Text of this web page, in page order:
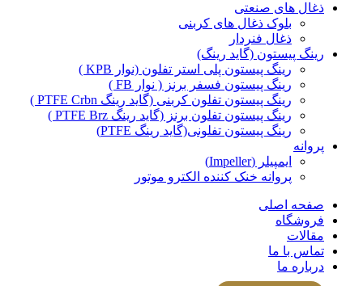
ذغال های صنعتی
بلوک ذغال های کربنی
ذغال فنردار
رینگ پیستون (گاید رینگ)
رینگ پیستون پلی استر تفلون (نوار KPB )
رینگ پیستون فسفر برنز ( نوار FB )
رینگ پیستون تفلون کربنی (گاید رینگ PTFE Crbn )
رینگ پیستون تفلون برنز (گاید رینگ PTFE Brz )
رینگ پیستون تفلونی(گاید رینگ PTFE)
پروانه
ایمپیلر (Impeller)
پروانه خنک کننده الکترو موتور
صفحه اصلی
فروشگاه
مقالات
تماس با ما
درباره ما